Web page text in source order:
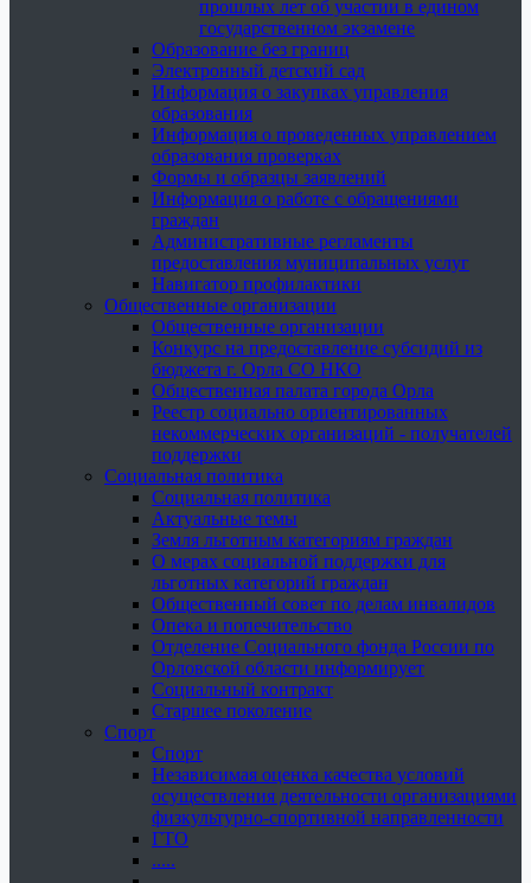
прошлых лет об участии в едином
государственном экзамене
Образование без границ
Электронный детский сад
Информация о закупках управления
образования
Информация о проведенных управлением
образования проверках
Формы и образцы заявлений
Информация о работе с обращениями
граждан
Административные регламенты
предоставления муниципальных услуг
Навигатор профилактики
Общественные организации
Общественные организации
Конкурс на предоставление субсидий из
бюджета г. Орла СО НКО
Общественная палата города Орла
Реестр социально ориентированных
некоммерческих организаций - получателей
поддержки
Социальная политика
Социальная политика
Актуальные темы
Земля льготным категориям граждан
О мерах социальной поддержки для
льготных категорий граждан
Общественный совет по делам инвалидов
Опека и попечительство
Отделение Социального фонда России по
Орловской области информирует
Социальный контракт
Старшее поколение
Спорт
Спорт
Независимая оценка качества условий
осуществления деятельности организациями
физкультурно-спортивной направленности
ГТО
.....